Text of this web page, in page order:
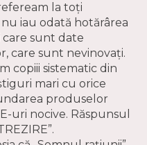
la toţi
iau odată hotărârea
care sunt date
care sunt nevinovaţi.
copiii sistematic din
mari cu orice
produselor
uri nocive. Răspunsul